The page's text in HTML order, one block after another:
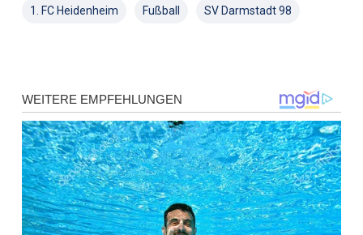
1. FC Heidenheim Fußball SV Darmstadt 98